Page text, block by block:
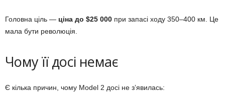
Головна ціль — ціна до $25 000 при запасі ходу 350–400 км. Це
мала бути революція.
Чому її досі немає
Є кілька причин, чому Model 2 досі не зʼявилась: